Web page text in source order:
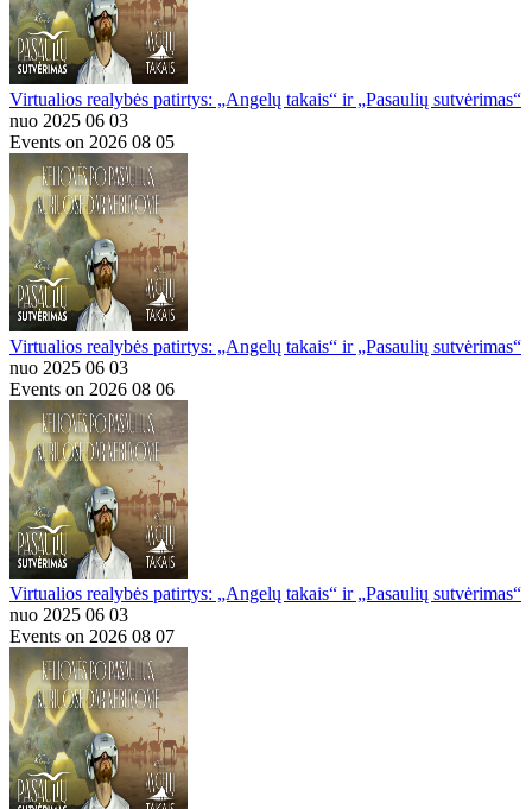
Virtualios realybės patirtys: „Angelų takais“ ir „Pasaulių sutvėrimas“
nuo 2025 06 03
Events on 2026 08 05
Virtualios realybės patirtys: „Angelų takais“ ir „Pasaulių sutvėrimas“
nuo 2025 06 03
Events on 2026 08 06
Virtualios realybės patirtys: „Angelų takais“ ir „Pasaulių sutvėrimas“
nuo 2025 06 03
Events on 2026 08 07